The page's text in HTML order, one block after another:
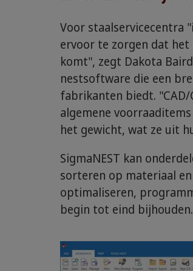
Voor staalservicecentra
ervoor te zorgen dat
komt", zegt Dakota
nestsoftware die een
fabrikanten biedt.
algemene
het gewicht, wat ze uit
SigmaNEST kan
sorteren op materiaal
optimaliseren,
begin tot eind bijhouden.